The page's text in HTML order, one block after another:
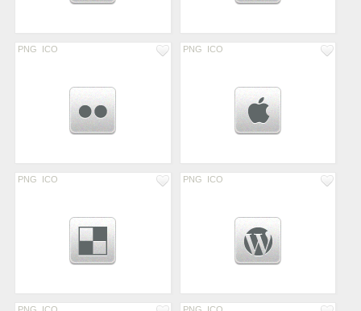
PNG ICO PNG ICO
PNG ICO PNG ICO